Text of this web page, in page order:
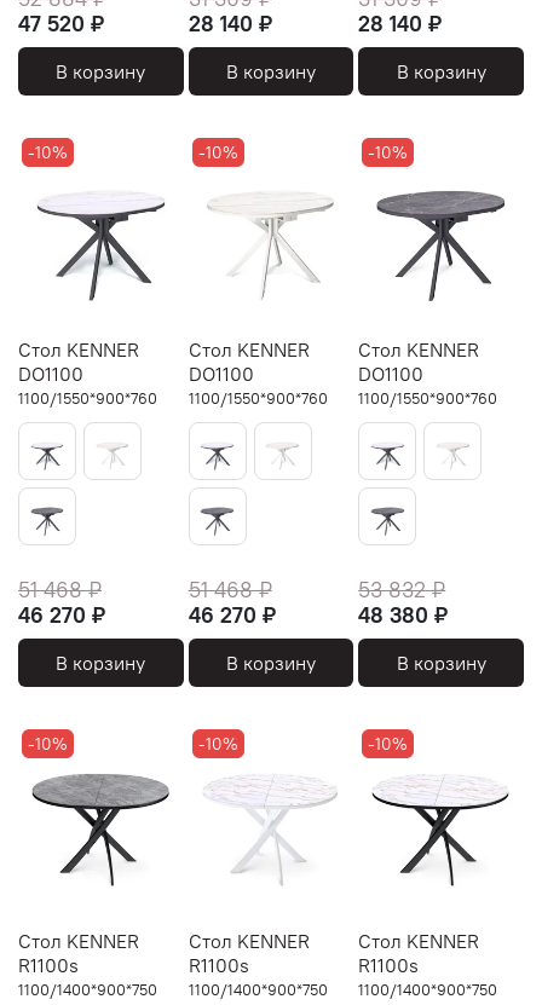
47 520 ₽
В корзину
28 140 ₽
В корзину
28 140 ₽
В корзину
-10%
Стол KENNER
DO1100
1100/1550*900*760
51 468 ₽
46 270 ₽
В корзину
-10%
Стол KENNER
DO1100
1100/1550*900*760
51 468 ₽
46 270 ₽
В корзину
-10%
Стол KENNER
DO1100
1100/1550*900*760
53 832 ₽
48 380 ₽
В корзину
-10%
Стол KENNER
R1100s
1100/1400*900*750
-10%
Стол KENNER
R1100s
1100/1400*900*750
-10%
Стол KENNER
R1100s
1100/1400*900*750